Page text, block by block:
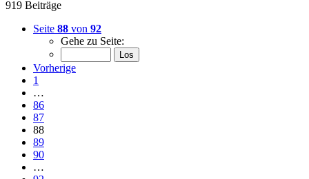
919 Beiträge
Seite 88 von 92
Gehe zu Seite:
Vorherige
1
…
86
87
88
89
90
…